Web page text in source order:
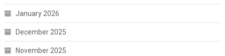
January 2026
December 2025
November 2025